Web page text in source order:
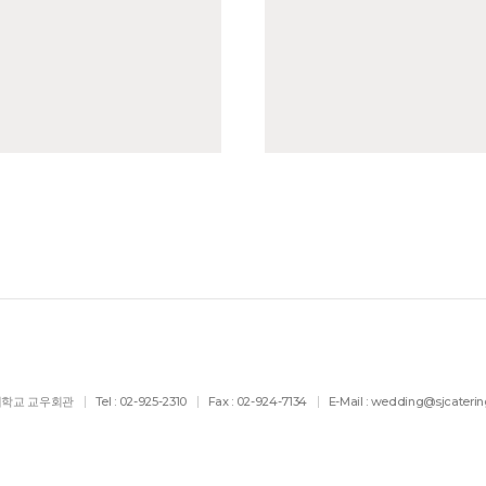
교 교우회관 Tel : 02-925-2310 Fax : 02-924-7134 E-Mail :